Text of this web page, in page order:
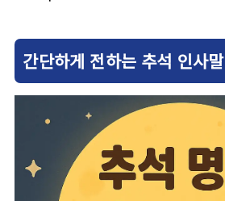
간단하게 전하는 추석 인사말